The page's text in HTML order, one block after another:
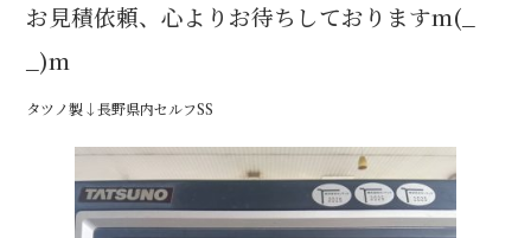
お見積依頼、心よりお待ちしておりますm(_
_)m
タツノ製↓長野県内セルフSS